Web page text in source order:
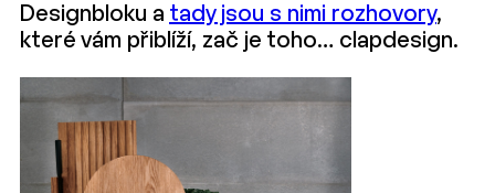
Designbloku a tady jsou s nimi rozhovory,
které vám přiblíží, zač je toho… clapdesign.